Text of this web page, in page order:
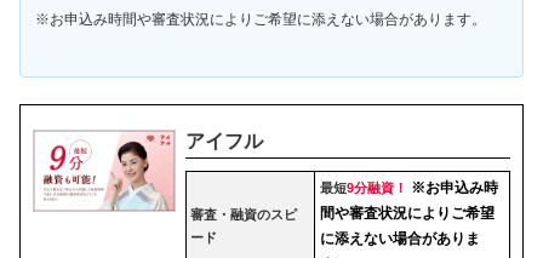
※お申込み時間や審査状況によりご希望に添えない場合があります。
アイフル
審査・融資のスピ
ード
最短9分融資！
※お申込み時
間や審査状況によりご希望
に添えない場合がありま